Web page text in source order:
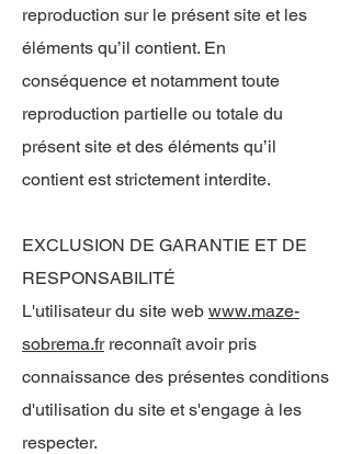
reproduction sur le présent site et les
éléments qu’il contient. En
conséquence et notamment toute
reproduction partielle ou totale du
présent site et des éléments qu’il
contient est strictement interdite.
EXCLUSION DE GARANTIE ET DE
RESPONSABILITÉ
L'utilisateur du site web www.maze-
sobrema.frreconnaît avoir pris
connaissance des présentes conditions
d'utilisation du site et s'engage à les
respecter.